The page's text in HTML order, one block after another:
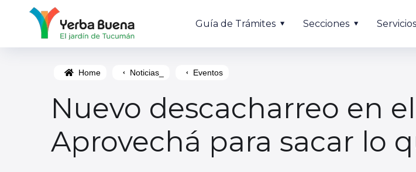
Guía de Trámites Secciones Servicios
Home Noticias_ Eventos
Nuevo descacharreo en
Aprovechá para sacar lo